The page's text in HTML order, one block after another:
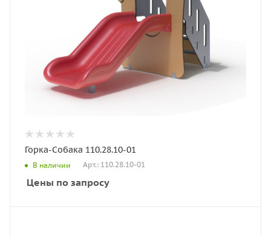
Горка-Собака 110.28.10-01
В наличии Арт.: 110.28.10-01
Цены по запросу